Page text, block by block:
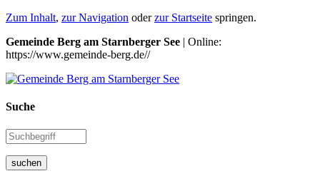
Zum Inhalt, zur Navigation oderzur Startseite springen.
Gemeinde Berg am Starnberger See | Online:
https://www.gemeinde-berg.de//
Suche
suchen